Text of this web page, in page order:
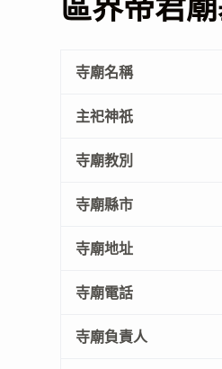
寺廟名稱
主祀神祇
寺廟教別
寺廟縣市
寺廟地址
寺廟電話
寺廟負責人